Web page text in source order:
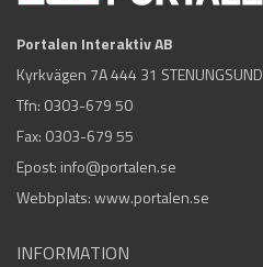
Portalen Interaktiv AB
Kyrkvägen 7A 444 31 STENUNGSUND
Tfn: 0303-679 50
Fax: 0303-679 55
Epost: info@portalen.se
Webbplats: www.portalen.se
INFORMATION